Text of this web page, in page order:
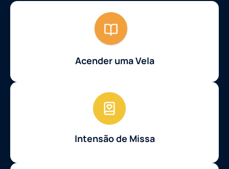
Acender uma Vela
Intensão de Missa